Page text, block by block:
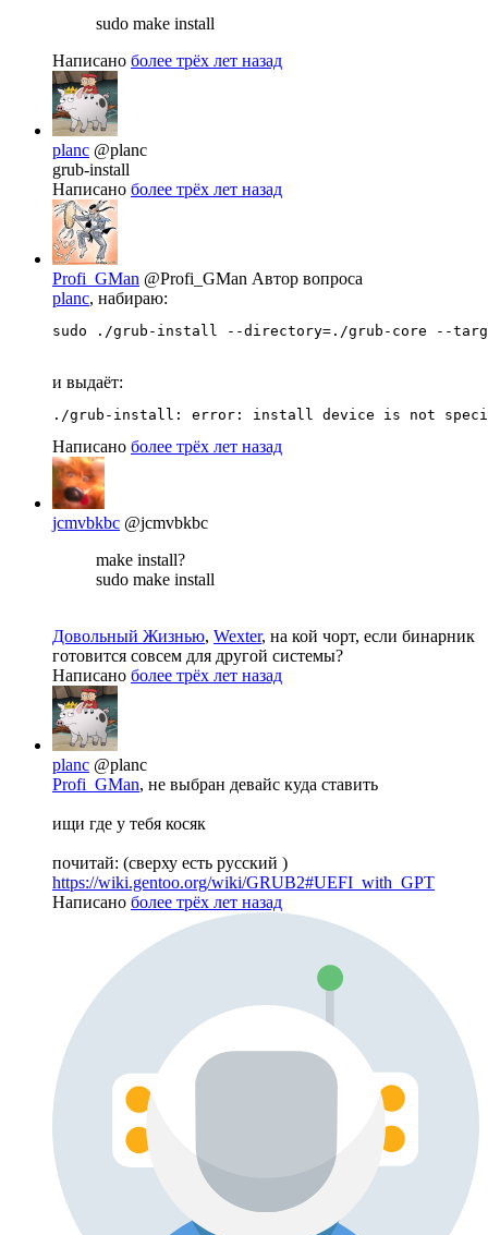
sudo make install
Написано более трёх лет назад
planc @planc
grub-install
Написано более трёх лет назад
Profi_GMan @Profi_GMan Автор вопроса
planc, набираю:
sudo ./grub-install --directory=./grub-core --
и выдаёт:
./grub-install: error: install device is not
Написано более трёх лет назад
jcmvbkbc @jcmvbkbc
make install?
sudo make install
Довольный Жизнью, Wexter, на кой чорт, если бинарник
готовится совсем для другой системы?
Написано более трёх лет назад
planc @planc
Profi_GMan, не выбран девайс куда ставить
ищи где у тебя косяк
почитай: (сверху есть русский )
https://wiki.gentoo.org/wiki/GRUB2#UEFI_with_GPT
Написано более трёх лет назад